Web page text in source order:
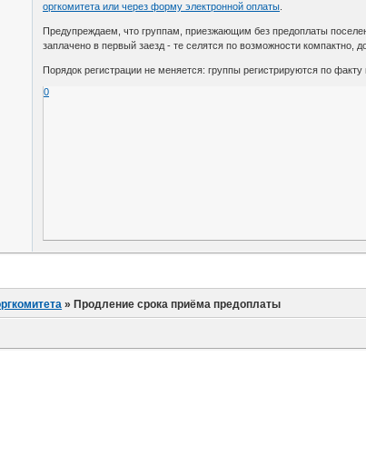
оргкомитета или через форму электронной оплаты
Предупреждаем, что группам, приезжающим без предоплаты
заплачено в первый заезд - те селятся по возможности компактно,
Порядок регистрации не меняется: группы регистрируются по
0
»Продление срока приёма предоплаты